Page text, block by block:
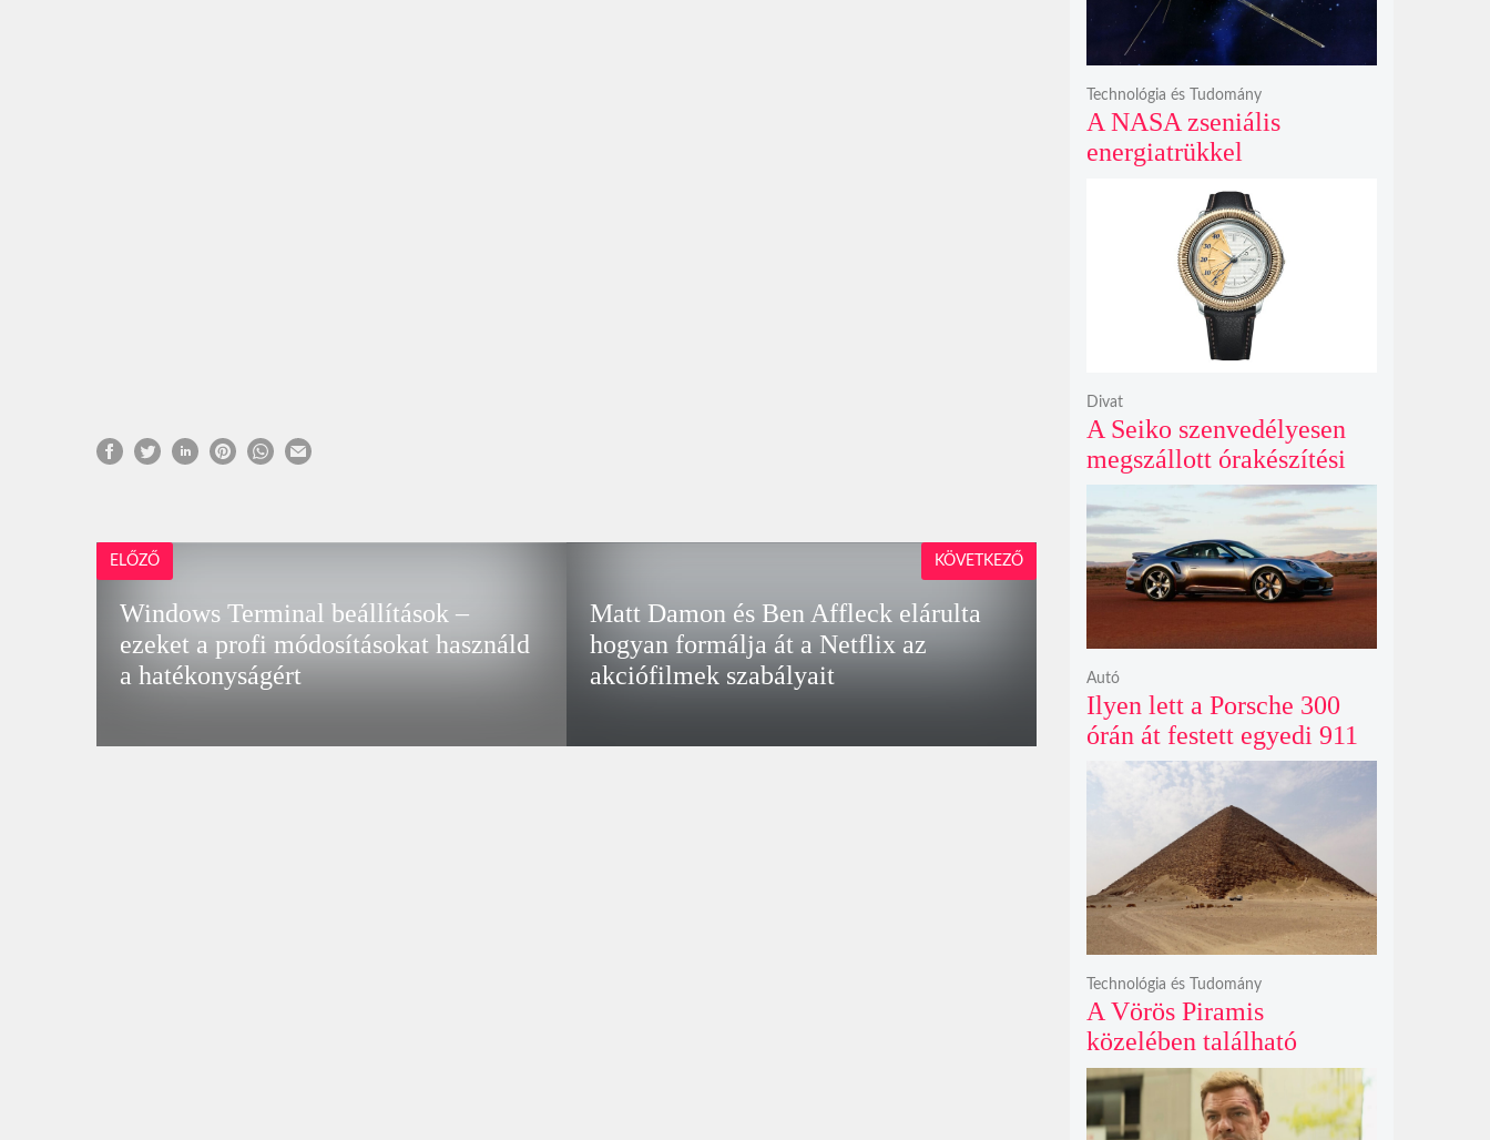
ELŐZŐ
Windows Terminal beállítások –
ezeket a profi módosításokat használd
a hatékonyságért
Matt Damon és Ben Affleck elárulta
hogyan formálja át a Netflix az
akciófilmek szabályait
KÖVETKEZŐ
A NASA zseniális
energiatrükkel
éves Voyager-2 csillagközi
küldetését
Technológia és Tudomány
A Seiko szenvedélyesen
megszállott órakészítési
kiállítása végre Londonba
érkezik idén nyáron
Divat
Ilyen lett a Porsche 300
órán át festett egyedi 911
Turbo S-e, ami ausztrál
naplementéből született
Autó
A Vörös Piramis
közelében található
rejtélyes vonalak nem
kőszállító rámpák, hanem
egy ókori gátrendszer
Technológia és Tudomány